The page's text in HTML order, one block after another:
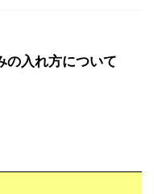
の入れ方について